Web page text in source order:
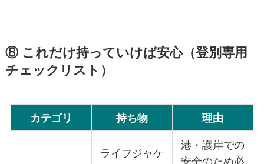
⑧ これだけ持っていけば安心（登別専用
チェックリスト）
カテゴリ 持ち物 理由
ライフジャケ
港・護岸での
安全のため必